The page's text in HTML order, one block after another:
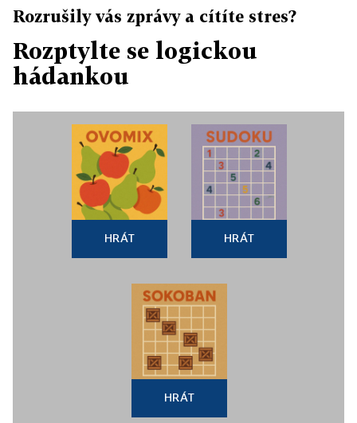
Rozrušily vás zprávy a cítíte stres?
Rozptylte se logickou
hádankou
HRÁT HRÁT
HRÁT